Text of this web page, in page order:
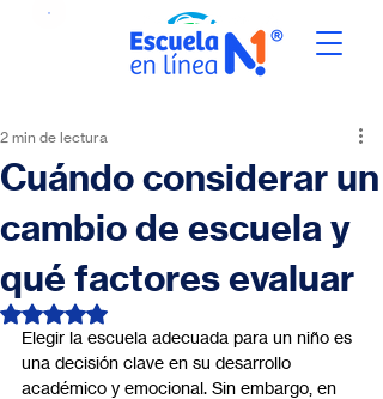
Cuándo considerar un
cambio de escuela y
qué factores evaluar
2 min de lectura
Obtuvo NaN de 5 estrellas.
Elegir la escuela adecuada para un niño es
una decisión clave en su desarrollo
académico y emocional. Sin embargo, en